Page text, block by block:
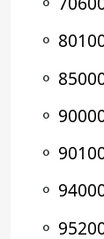
⚬
⚬
⚬
⚬
⚬
⚬